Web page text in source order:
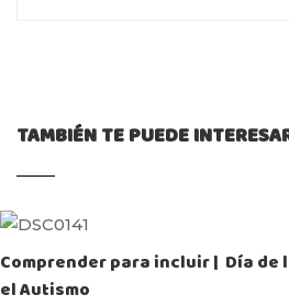
TAMBIÉN TE PUEDE
Comprender para incluir | Día de
el Autismo